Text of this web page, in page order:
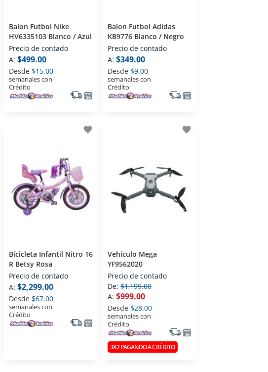
Balon Futbol Nike
HV6335103 Blanco / Azul
Precio de contado
A: $499.00
Desde $15.00
semanales con
Crédito
Balon Futbol Adidas
KB9776 Blanco / Negro
Precio de contado
A: $349.00
Desde $9.00
semanales con
Crédito
favorite
Bicicleta Infantil Nitro 16
R Betsy Rosa
Precio de contado
A: $2,299.00
Desde $67.00
semanales con
Crédito
favorite
Vehículo Mega
YF9562020
Precio de contado
De:$1,199.00
A: $999.00
Desde $28.00
semanales con
Crédito
3X2 PAGANDO A CRÉDITO